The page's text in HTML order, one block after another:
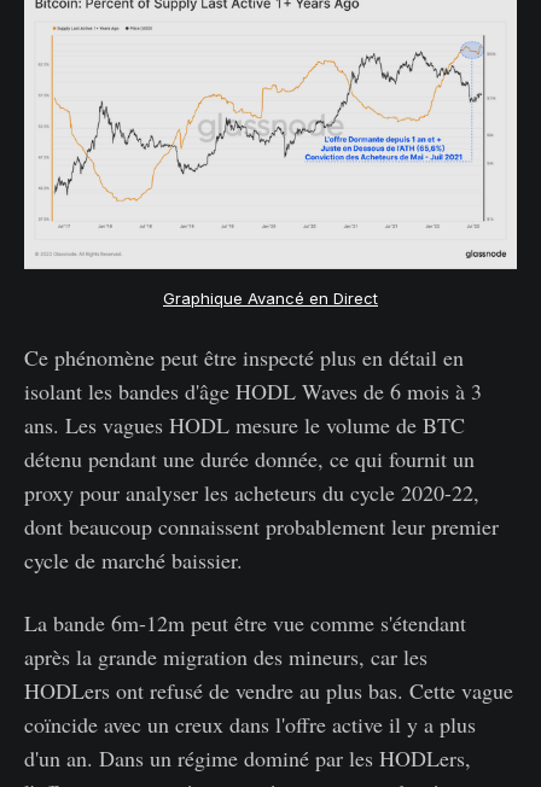
Graphique Avancé en Direct
Ce phénomène peut être inspecté plus en détail en
isolant les bandes d'âge HODL Waves de 6 mois à 3
ans. Les vagues HODL mesure le volume de BTC
détenu pendant une durée donnée, ce qui fournit un
proxy pour analyser les acheteurs du cycle 2020-22,
dont beaucoup connaissent probablement leur premier
cycle de marché baissier.
La bande 6m-12m peut être vue comme s'étendant
après la grande migration des mineurs, car les
HODLers ont refusé de vendre au plus bas. Cette vague
coïncide avec un creux dans l'offre active il y a plus
d'un an. Dans un régime dominé par les HODLers,